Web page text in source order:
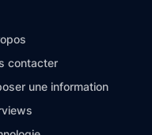
contacter
une information